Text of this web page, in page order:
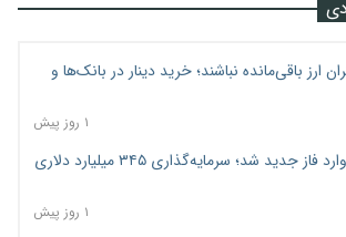
ارز باقی‌مانده نباشند؛ خرید دینار در بانک‌ها و
۱ روز پیش
جنگ کریدورها وارد فاز جدید شد؛ سرمایه‌گذاری ۳۴۵ میلیارد دلاری
۱ روز پیش